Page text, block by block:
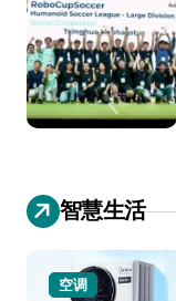
智慧生活
空调